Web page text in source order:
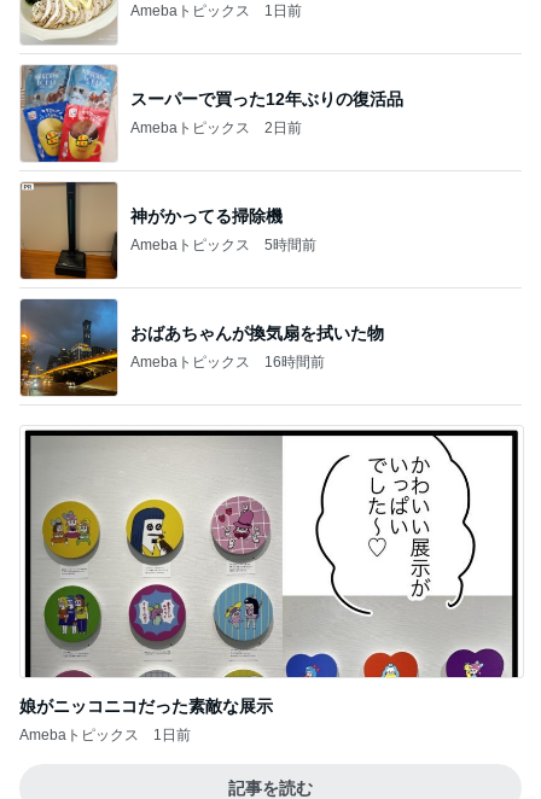
Amebaトピックス 1日前
スーパーで買った12年ぶりの復活品
Amebaトピックス 2日前
神がかってる掃除機
Amebaトピックス 5時間前
おばあちゃんが換気扇を拭いた物
Amebaトピックス 16時間前
娘がニッコニコだった素敵な展示
Amebaトピックス 1日前
記事を読む